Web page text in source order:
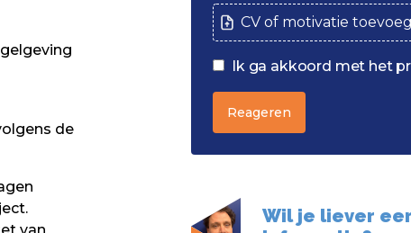
de
CV of motivatie
Ik ga akkoord met het
Reageren
Wil je liever